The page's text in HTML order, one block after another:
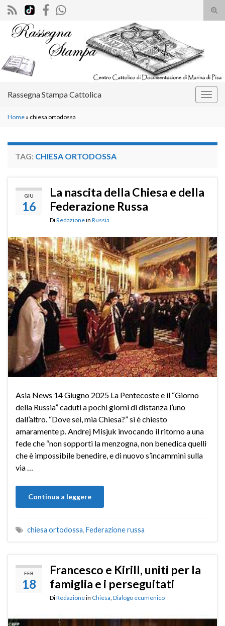
il
Search for:
Rassegna Stampa Cattolica
Home » chiesa ortodossa
TAG: CHIESA ORTODOSSA
GIU
16
La nascita della Chiesa e della
Federazione Russa
DiRedazionein Russia
Asia News 14 Giugno 2025 La Pentecoste e il “Giorno
della Russia” caduti a pochi giorni di distanza l’uno
dall’altro. “Dove sei, mia Chiesa?” si è chiesto
amaramente p. Andrej Misjuk invocando il ritorno a una
fede che “non sopporti la menzogna, non benedica quelli
che è impossibile benedire, e di nuovo s’incammini sulla
via …
Continua a leggere
chiesa ortodossa, Federazione russa
FEB
18
Francesco e Kirill, uniti per la
famiglia e i perseguitati
DiRedazionein Chiesa, Dialogo ecumenico